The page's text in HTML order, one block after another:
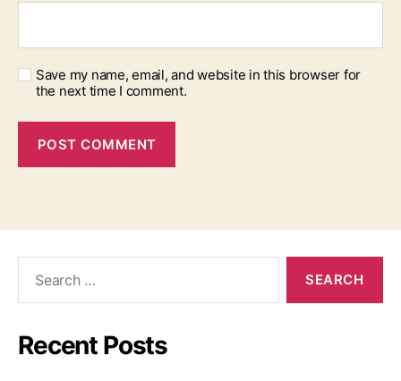
Save my name, email, and website in this browser for
the next time I comment.
Recent Posts